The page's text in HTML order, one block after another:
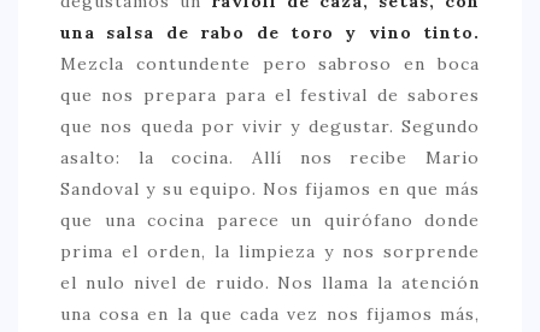
una salsa de rabo de toro y vino tinto.
Mezcla contundente pero sabroso en boca
que nos prepara para el festival de sabores
que nos queda por vivir y degustar. Segundo
asalto: la cocina. Allí nos recibe Mario
Sandoval y su equipo. Nos fijamos en que más
que una cocina parece un quirófano donde
prima el orden, la limpieza y nos sorprende
el nulo nivel de ruido. Nos llama la atención
una cosa en la que cada vez nos fijamos más,